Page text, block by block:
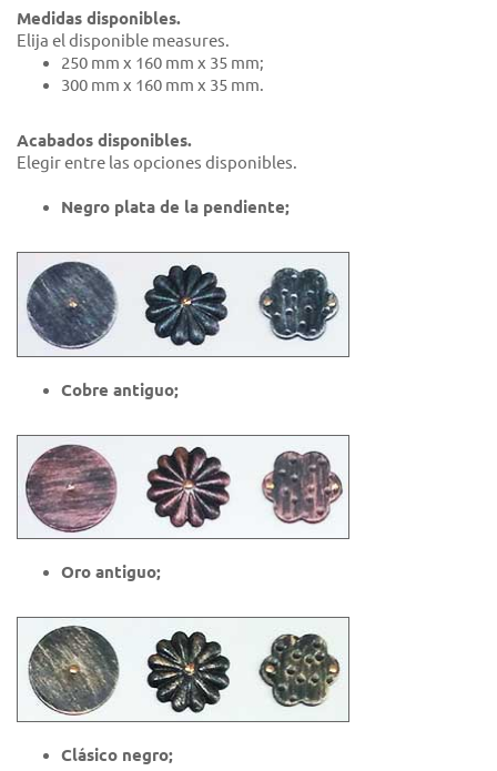
Medidas disponibles.
Elija el disponible measures.
250 mm x 160 mm x 35 mm;
300 mm x 160 mm x 35 mm.
Acabados disponibles.
Elegir entre las opciones disponibles.
Negro plata de la pendiente;
Cobre antiguo;
Oro antiguo;
Clásico negro;